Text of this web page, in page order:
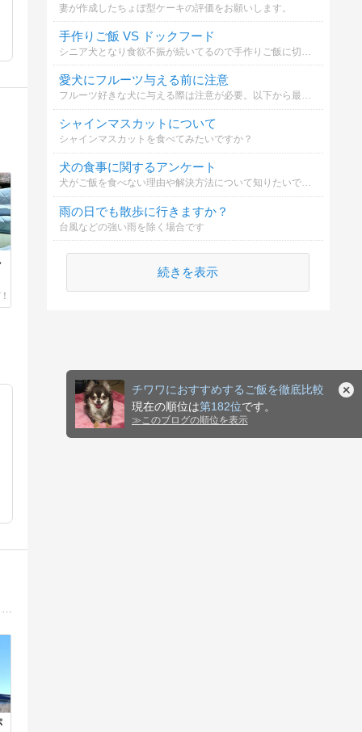
チワワにおすすめするご飯を徹底比較
現在の順位は第182位です。
≫ このブログの順位を表示
妻が作成したちょぼ型ケーキの評価をお願いします。
手作りご飯 VS ドックフード
シニア犬となり食欲不振が続いてるので手作りご飯に切り替えました。手作りご飯を続けるべき？それとも他のドックフードを試すべき...。
愛犬にフルーツ与える前に注意
フルーツ好きな犬に与える際は注意が必要。以下から最も大切なことは？
シャインマスカットについて
シャインマスカットを食べてみたいですか？
犬の食事に関するアンケート
犬がご飯を食べない理由や解決方法について知りたいです。
雨の日でも散歩に行きますか？
台風などの強い雨を除く場合です
続きを表示